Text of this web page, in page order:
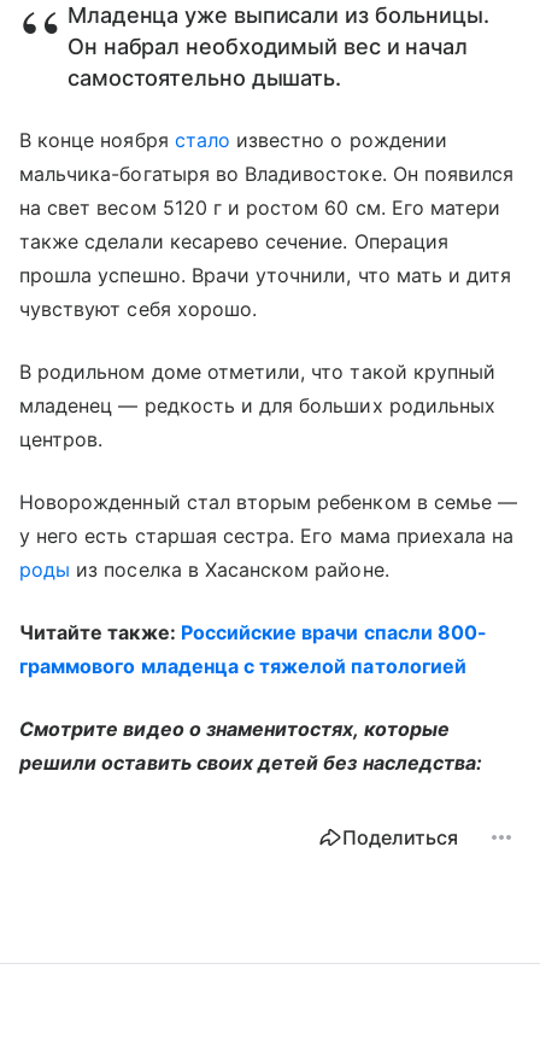
Младенца уже выписали из больницы.
Он набрал необходимый вес и начал
самостоятельно дышать.
В конце ноября стало известно о рождении
мальчика-богатыря во Владивостоке. Он появился
на свет весом 5120 г и ростом 60 см. Его матери
также сделали кесарево сечение. Операция
прошла успешно. Врачи уточнили, что мать и дитя
чувствуют себя хорошо.
В родильном доме отметили, что такой крупный
младенец — редкость и для больших родильных
центров.
Новорожденный стал вторым ребенком в семье —
у него есть старшая сестра. Его мама приехала на
роды из поселка в Хасанском районе.
Читайте также: Российские врачи спасли 800-
граммового младенца с тяжелой патологией
Смотрите видео о знаменитостях, которые
решили оставить своих детей без наследства:
Поделиться